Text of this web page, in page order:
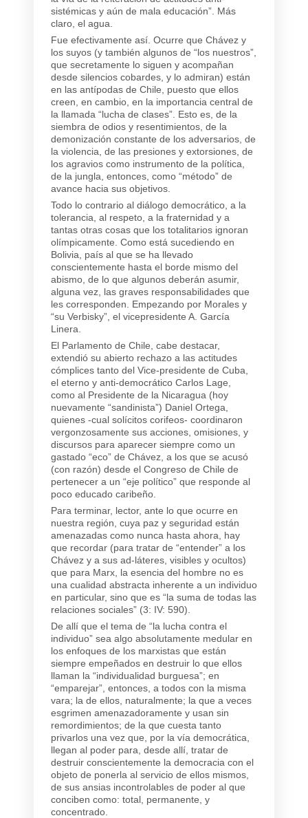
sistémicas y aún de mala educación”. Más
claro, el agua.
Fue efectivamente así. Ocurre que Chávez y
los suyos (y también algunos de “los nuestros”,
que secretamente lo siguen y acompañan
desde silencios cobardes, y lo admiran) están
en las antípodas de Chile, puesto que ellos
creen, en cambio, en la importancia central de
la llamada “lucha de clases”. Esto es, de la
siembra de odios y resentimientos, de la
demonización constante de los adversarios, de
la violencia, de las presiones y extorsiones, de
los agravios como instrumento de la política,
de la jungla, entonces, como “método” de
avance hacia sus objetivos.
Todo lo contrario al diálogo democrático, a la
tolerancia, al respeto, a la fraternidad y a
tantas otras cosas que los totalitarios ignoran
olímpicamente. Como está sucediendo en
Bolivia, país al que se ha llevado
conscientemente hasta el borde mismo del
abismo, de lo que algunos deberán asumir,
alguna vez, las graves responsabilidades que
les corresponden. Empezando por Morales y
“su Verbisky”, el vicepresidente A. García
Linera.
El Parlamento de Chile, cabe destacar,
extendió su abierto rechazo a las actitudes
cómplices tanto del Vice-presidente de Cuba,
el eterno y anti-democrático Carlos Lage,
como al Presidente de la Nicaragua (hoy
nuevamente “sandinista”) Daniel Ortega,
quienes -cual solícitos corifeos- coordinaron
vergonzosamente sus acciones, omisiones, y
discursos para aparecer siempre como un
gastado “eco” de Chávez, a los que se acusó
(con razón) desde el Congreso de Chile de
pertenecer a un “eje político” que responde al
poco educado caribeño.
Para terminar, lector, ante lo que ocurre en
nuestra región, cuya paz y seguridad están
amenazadas como nunca hasta ahora, hay
que recordar (para tratar de “entender” a los
Chávez y a sus ad-láteres, visibles y ocultos)
que para Marx, la esencia del hombre no es
una cualidad abstracta inherente a un individuo
en particular, sino que es “la suma de todas las
relaciones sociales” (3: IV: 590).
De allí que el tema de “la lucha contra el
individuo” sea algo absolutamente medular en
los enfoques de los marxistas que están
siempre empeñados en destruir lo que ellos
llaman la “individualidad burguesa”; en
“emparejar”, entonces, a todos con la misma
vara; la de ellos, naturalmente; la que a veces
esgrimen amenazadoramente y usan sin
remordimientos; de la que cuesta tanto
privarlos una vez que, por la vía democrática,
llegan al poder para, desde allí, tratar de
destruir conscientemente la democracia con el
objeto de ponerla al servicio de ellos mismos,
de sus ansias incontrolables de poder al que
conciben como: total, permanente, y
concentrado.